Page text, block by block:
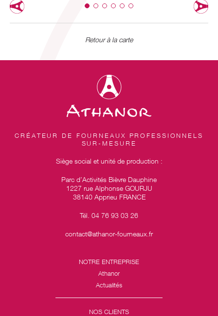
Retour à la carte
CRÉATEUR DE FOURNEAUX PROFESSIONNELS
SUR-MESURE
Siège social et unité de production :
Parc d’Activités Bièvre Dauphine
1227 rue Alphonse GOURJU
38140 Apprieu FRANCE
Tél. 04 76 93 03 26
contact@athanor-fourneaux.fr
NOTRE ENTREPRISE
Athanor
Actualités
NOS CLIENTS